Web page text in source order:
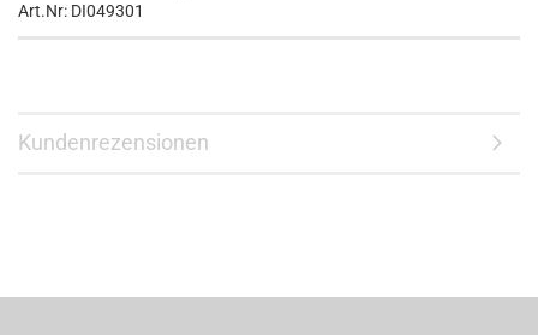
Art.Nr: DI049301
Kundenrezensionen